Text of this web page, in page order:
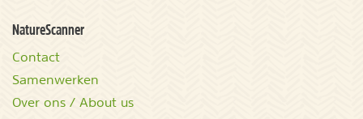
NatureScanner
Contact
Samenwerken
Over ons / About us